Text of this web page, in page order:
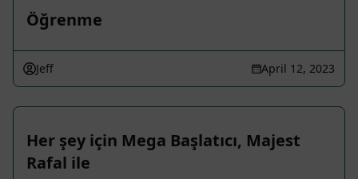
Öğrenme
Jeff April 12, 2023
Her şey için Mega Başlatıcı, Majest
Rafal ile